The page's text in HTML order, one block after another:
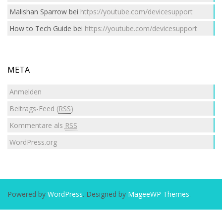
Malishan Sparrowbei https://youtube.com/devicesupport
How to Tech Guide bei https://youtube.com/devicesupport
META
Anmelden
Beitrags-Feed (RSS)
Kommentare als RSS
WordPress.org
Powered by WordPress. Designed by MageeWP Themes.